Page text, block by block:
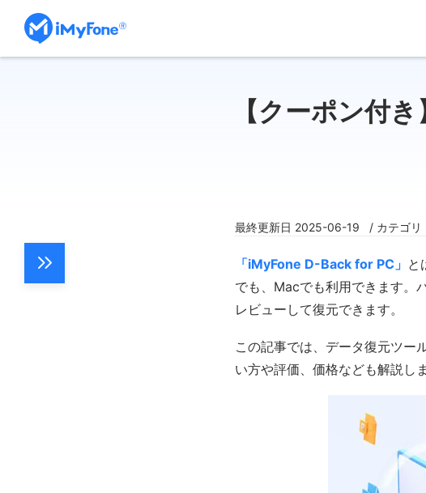
【クーポン付
最終更新日 2025-06-19 / カテゴリ
「iMyFone D-Back for PC」 と
でも、Macでも利用できます。
レビューして復元できます。
この記事では、データ復元ツ
い方や評価、価格なども解説しま